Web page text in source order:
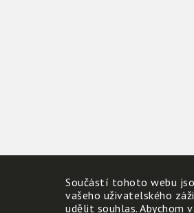
Součástí tohoto webu
vašeho uživatelského
udělit souhlas. Abychom